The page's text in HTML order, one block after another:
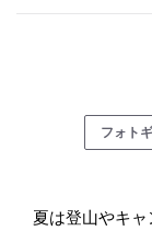
フォト
夏は登山やキャ